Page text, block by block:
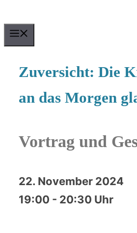
Inhalt
springen
Zuversicht: Die
an das Morgen
Vortrag und
22. November 2024
19:00 - 20:30 Uhr